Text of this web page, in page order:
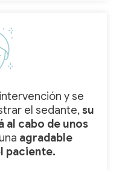
y se
el sedante,su
cabo de unos
agradable
paciente.